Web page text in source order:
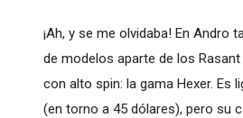
¡Ah, y se me olvidaba! En Andro
de modelos aparte de los
con alto spin: la gama Hexer. Es
(en torno a 45 dólares), pero su